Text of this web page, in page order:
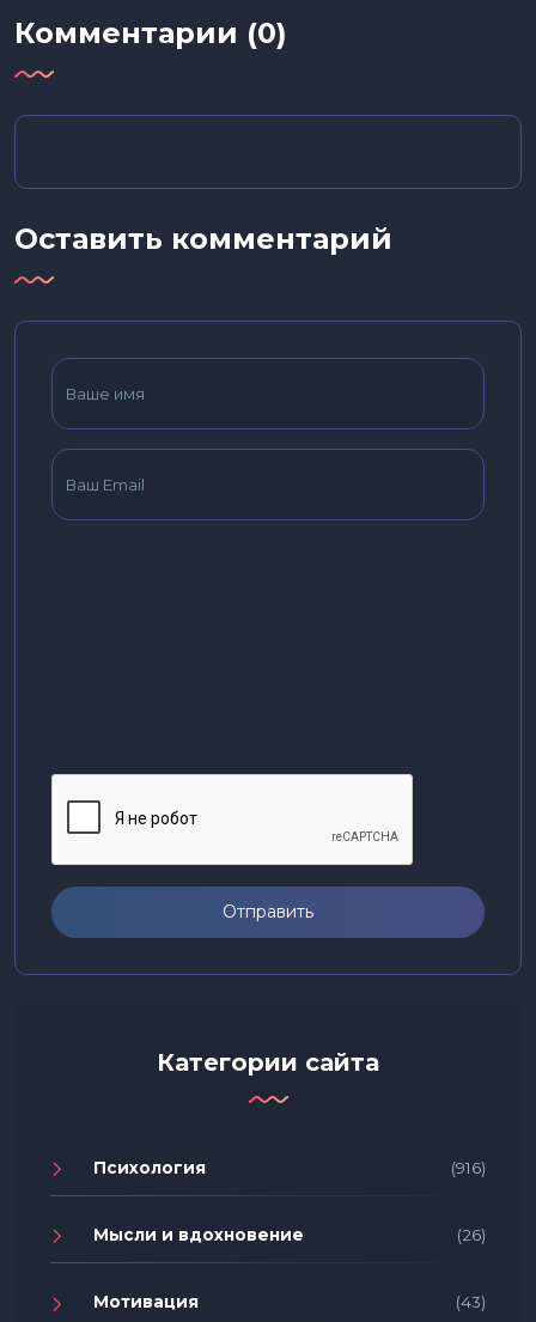
Комментарии (0)
Оставить комментарий
Отправить
Категории сайта
Психология (916)
Мысли и вдохновение (26)
Мотивация (43)